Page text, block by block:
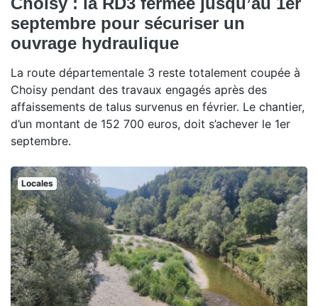
septembre pour sécuriser un
ouvrage hydraulique
La route départementale 3 reste totalement coupée à
Choisy pendant des travaux engagés après des
affaissements de talus survenus en février. Le chantier,
d’un montant de 152 700 euros, doit s’achever le 1er
septembre.
Locales